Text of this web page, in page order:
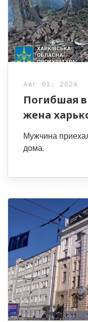
Авг 01, 2024
Погибшая
жена
Мужчина
дома.